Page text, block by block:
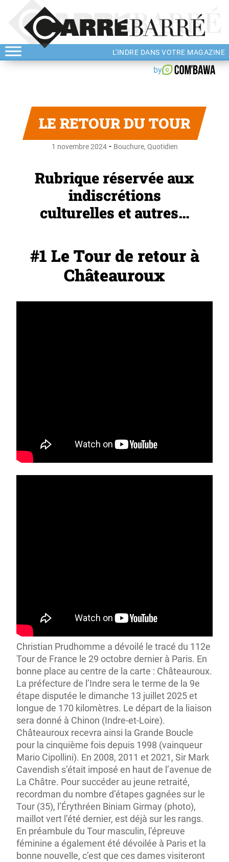
L'INDRE DANS VOTRE MAGAZINE
by
LE RETOUR DU TOUR
1 novembre 2024- Bouchure, Quotidien
Rubrique réservée aux
indiscrétions
culturelles et autres…
#1 Le Tour de retour à
Châteauroux
Christian Prudhomme a dévoilé le tracé du 112e
Tour de France le 29 octobre dernier à Paris. En
bonne place au centre de la carte : Châteauroux.
La préfecture de l’Indre sera le terme de la 9e
étape disputée le dimanche 13 juillet 2025 et
longue de 170 kilomètres. Le départ de la liaison
sera donné à Chinon (Indre-et-Loire).
Châteauroux recevra ainsi la Grande Boucle
pour la cinquième fois depuis 1998 (vainqueur
Mario Cipollini). En 2008, 2011 et 2021, Sir Mark
Cavendish s’était imposé en haut de l’avenue de
La Châtre. Pour succéder au jeune retraité,
recordman du nombre d’étapes gagnées sur le
Tour (35), l’Érythréen Biniam Girmay (photo),
maillot vert l’été dernier, est déjà sur les rangs.
En préambule du Tour masculin, l’épreuve
féminine a également été dévoilée à Paris et la
bonne nouvelle, c’est que ces dames visiteront